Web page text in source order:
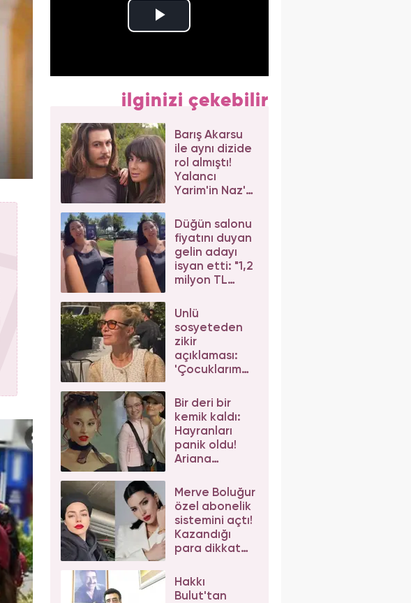
ilginizi çekebilir
Barış Akarsu
ile aynı dizide
rol almıştı!
Yalancı
Yarim'in Naz'ı
beğeni yağdı
Düğün salonu
fiyatını duyan
gelin adayı
isyan etti: "1,2
milyon TL
Ünlü
sosyeteden
zikir
açıklaması:
'Çocuklarım
diyerek gelen
eleştirilere
yanıt verdi
Bir deri bir
kemik kaldı:
Hayranları
panik oldu!
Ariana
son hali
korkuttu
Merve Boluğur
özel abonelik
sistemini açtı!
Kazandığı
para dikkat
Hakkı
Bulut'tan